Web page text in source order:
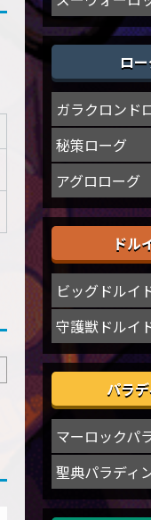
ロ
ガラクロンド
秘策ローグ
アグロローグ
ドル
ビッグドルイ
守護獣ドルイ
パラ
マーロックパ
聖典パラディ